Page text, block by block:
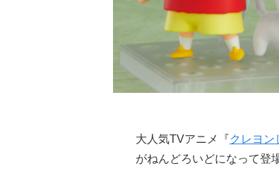
大人気TVアニメ『クレヨン
がねんどろいどになって登